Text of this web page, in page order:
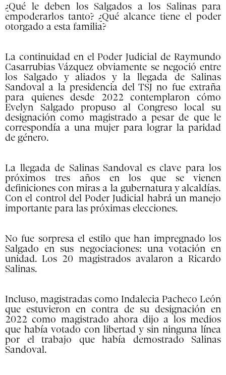
¿Qué le deben los Salgados a los Salinas para
empoderarlos tanto? ¿Qué alcance tiene el poder
otorgado a esta familia?
La continuidad en el Poder Judicial de Raymundo
Casarrubias Vázquez obviamente se negoció entre
los Salgado y aliados y la llegada de Salinas
Sandoval a la presidencia del TSJ no fue extraña
para quienes desde 2022 contemplaron cómo
Evelyn Salgado propuso al Congreso local su
designación como magistrado a pesar de que le
correspondía a una mujer para lograr la paridad
de género.
La llegada de Salinas Sandoval es clave para los
próximos tres años en los que se vienen
definiciones con miras a la gubernatura y alcaldías.
Con el control del Poder Judicial habrá un manejo
importante para las próximas elecciones.
No fue sorpresa el estilo que han impregnado los
Salgado en sus negociaciones: una votación en
unidad. Los 20 magistrados avalaron a Ricardo
Salinas.
Incluso, magistradas como Indalecia Pacheco León
que estuvieron en contra de su designación en
2022 como magistrado ahora dijo a los medios
que había votado con libertad y sin ninguna línea
por el trabajo que había demostrado Salinas
Sandoval.